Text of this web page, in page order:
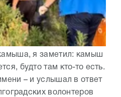
я заметил: камыш
будто там кто-то есть.
– и услышал в ответ
волонтеров